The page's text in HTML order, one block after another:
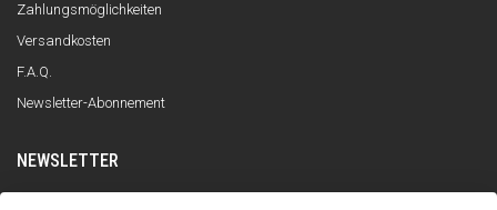
Zahlungsmöglichkeiten
Versandkosten
F.A.Q.
Newsletter-Abonnement
NEWSLETTER